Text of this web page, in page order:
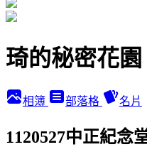
琦的秘密花園
相簿 部落格 名片
1120527中正紀念